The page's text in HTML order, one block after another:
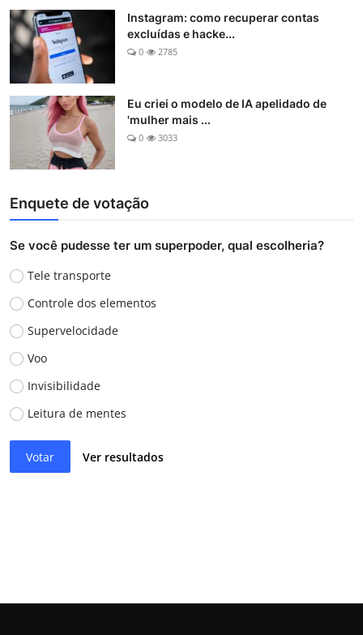
Instagram: como recuperar contas
excluídas e hacke...
0 2785
Eu criei o modelo de IA apelidado de
'mulher mais ...
0 3033
Enquete de votação
Se você pudesse ter um superpoder, qual escolheria?
Tele transporte
Controle dos elementos
Supervelocidade
Voo
Invisibilidade
Leitura de mentes
Votar Ver resultados